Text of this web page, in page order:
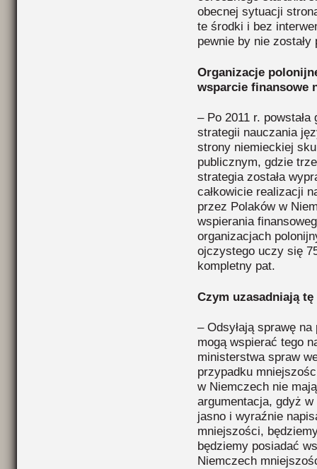
obecnej sytuacji
te środki i bez
pewnie by nie zostały
Organizacje
wsparcie finansowe
– Po 2011 r.
strategii nauczania
strony niemieckiej
publicznym, gdzie
strategia została
całkowicie realizacji
przez Polaków w
wspierania
organizacjach
ojczystego uczy się
kompletny pat.
Czym uzasadniają
– Odsyłają sprawę
mogą wspierać tego
ministerstwa spraw
przypadku
w Niemczech nie
argumentacja, gdyż
jasno i wyraźnie
mniejszości,
będziemy posiadać
Niemczech